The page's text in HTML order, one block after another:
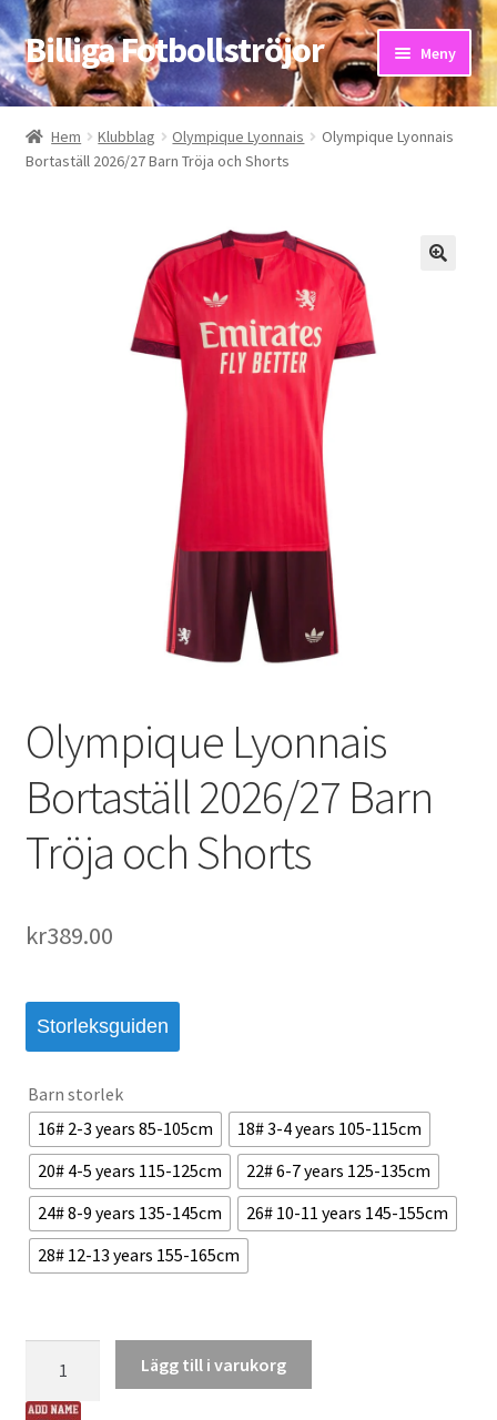
Hoppa
till
navigering
Hoppa
till
innehåll
Billiga Fotbollströjor Meny
Hem
Bloggar
Hem Klubblag Olympique Lyonnais
Olympique Lyonnais
Bortaställ 2026/27 Barn Tröja och Shorts
Olympique Lyonnais
Bortaställ 2026/27 Barn
Tröja och Shorts
kr389.00
Storleksguiden
Barn storlek
16# 2-3 years 85-105cm
18# 3-4 years 105-115cm
20# 4-5 years 115-125cm
22# 6-7 years 125-135cm
24# 8-9 years 135-145cm
26# 10-11 years 145-155cm
28# 12-13 years 155-165cm
Lyonnais
Bortaställ
Lägg till i varukorg